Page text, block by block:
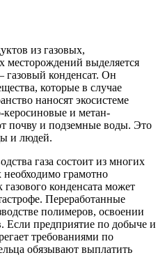
из газовых,
месторождений выделяется
газовый конденсат. Он
которые в случае
наносят экосистеме
и метан-
почву и подземные воды. Это
и людей.
газа состоит из многих
грамотно
конденсата может
Переработанные
полимеров, освоении
Если предприятие по добыче и
требованиями по
обязывают выплатить